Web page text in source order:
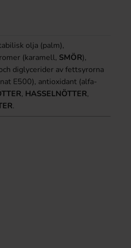
olja (palm),
(karamell, SMÖR),
diglycerider av fettsyrorna
E500), antioxidant (alfa-
, HASSELNÖTTER,
.